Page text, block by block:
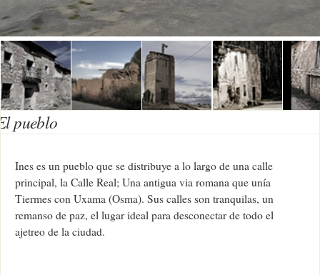
pueblo
Ines es un pueblo que se distribuye a lo largo de una calle
principal, la Calle Real; Una antigua via romana que unía
Tiermes con Uxama (Osma). Sus calles son tranquilas, un
remanso de paz, el lugar ideal para desconectar de todo el
ajetreo de la ciudad.